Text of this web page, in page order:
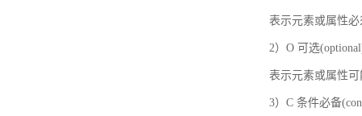
表示元素或属性
2）O 可选
表示元素或属性
3）C 条件必备